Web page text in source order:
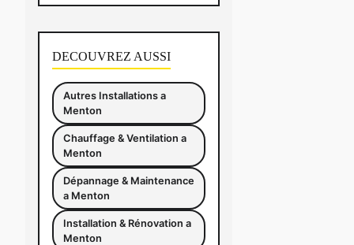
DECOUVREZ AUSSI
Autres Installations a
Menton
Chauffage & Ventilation a
Menton
Dépannage & Maintenance
a Menton
Installation & Rénovation a
Menton